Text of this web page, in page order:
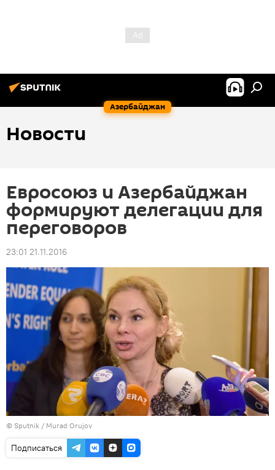
Азербайджан
Новости
Евросоюз и Азербайджан
формируют делегации для
переговоров
23:01 21.11.2016
© Sputnik / Murad Orujov
Подписаться